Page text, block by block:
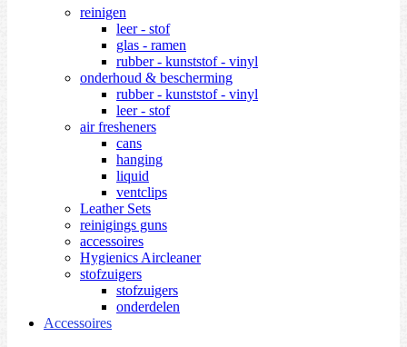
reinigen
leer - stof
glas - ramen
rubber - kunststof - vinyl
onderhoud & bescherming
rubber - kunststof - vinyl
leer - stof
air fresheners
cans
hanging
liquid
ventclips
Leather Sets
reinigings guns
accessoires
Hygienics Aircleaner
stofzuigers
stofzuigers
onderdelen
Accessoires